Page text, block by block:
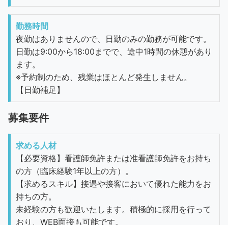
勤務時間
夜勤はありませんので、日勤のみの勤務が可能です。
日勤は9:00から18:00までで、途中1時間の休憩があり
ます。
※予約制のため、残業はほとんど発生しません。
【日勤補足】
募集要件
求める人材
【必要資格】看護師免許または准看護師免許をお持ち
の方（臨床経験1年以上の方）。
【求めるスキル】接遇や接客において優れた能力をお
持ちの方。
未経験の方も歓迎いたします。積極的に採用を行って
おり、WEB面接も可能です。